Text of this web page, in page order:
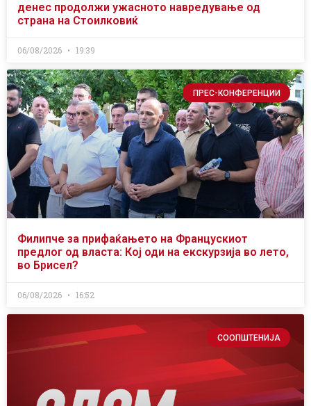
денес продолжи ужасното навредување од
страна на Стоилковиќ
06/08/2026 19:39
ПРЕС-КОНФЕРЕНЦИИ
Филипче за прифаќањето на Францускиот
предлог од власта: Кој оди на екскурзија во лето,
во Брисел?
06/08/2026 16:52
СООПШТЕНИЈА